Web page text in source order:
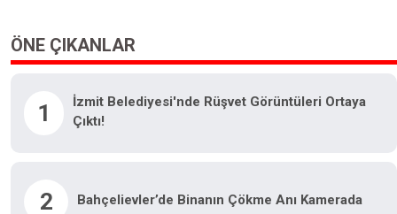
ÖNE ÇIKANLAR
1
İzmit Belediyesi'nde Rüşvet Görüntüleri Ortaya
Çıktı!
2 Bahçelievler’de Binanın Çökme Anı Kamerada